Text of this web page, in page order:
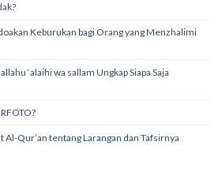
Keburukan bagi Orang yang Menzhalimi
‘alaihi wa sallam Ungkap Siapa Saja
Al-Qur’an tentang Larangan dan Tafsirnya